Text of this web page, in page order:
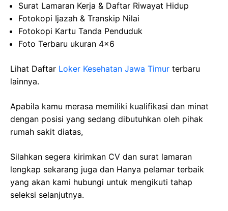
Surat Lamaran Kerja & Daftar Riwayat Hidup
Fotokopi Ijazah & Transkip Nilai
Fotokopi Kartu Tanda Penduduk
Foto Terbaru ukuran 4×6
Lihat Daftar Loker Kesehatan Jawa Timur terbaru
lainnya.
Apabila kamu merasa memiliki kualifikasi dan minat
dengan posisi yang sedang dibutuhkan oleh pihak
rumah sakit diatas,
Silahkan segera kirimkan CV dan surat lamaran
lengkap sekarang juga dan Hanya pelamar terbaik
yang akan kami hubungi untuk mengikuti tahap
seleksi selanjutnya.